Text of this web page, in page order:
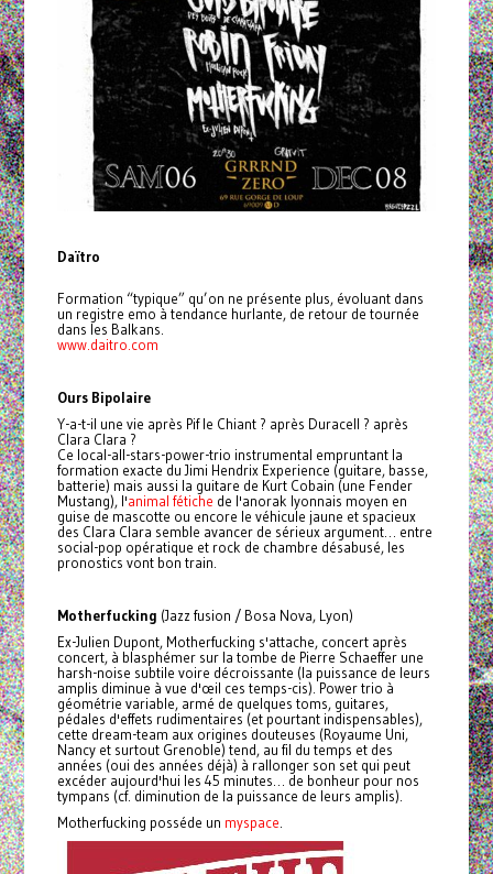
Daïtro
Formation “typique” qu’on ne présente plus, évoluant dans
un registre emo à tendance hurlante, de retour de tournée
dans les Balkans.
www.daitro.com
Ours Bipolaire
Y-a-t-il une vie après Pif le Chiant ? après Duracell ? après
Clara Clara ?
Ce local-all-stars-power-trio instrumental empruntant la
formation exacte du Jimi Hendrix Experience (guitare, basse,
batterie) mais aussi la guitare de Kurt Cobain (une Fender
Mustang), l'animal fétiche de l'anorak lyonnais moyen en
guise de mascotte ou encore le véhicule jaune et spacieux
des Clara Clara semble avancer de sérieux argument… entre
social-pop opératique et rock de chambre désabusé, les
pronostics vont bon train.
Motherfucking (Jazz fusion / Bosa Nova, Lyon)
Ex-Julien Dupont, Motherfucking s'attache, concert après
concert, à blasphémer sur la tombe de Pierre Schaeffer une
harsh-noise subtile voire décroissante (la puissance de leurs
amplis diminue à vue d'œil ces temps-cis). Power trio à
géométrie variable, armé de quelques toms, guitares,
pédales d'effets rudimentaires (et pourtant indispensables),
cette dream-team aux origines douteuses (Royaume Uni,
Nancy et surtout Grenoble) tend, au fil du temps et des
années (oui des années déjà) à rallonger son set qui peut
excéder aujourd'hui les 45 minutes… de bonheur pour nos
tympans (cf. diminution de la puissance de leurs amplis).
Motherfucking posséde un myspace.